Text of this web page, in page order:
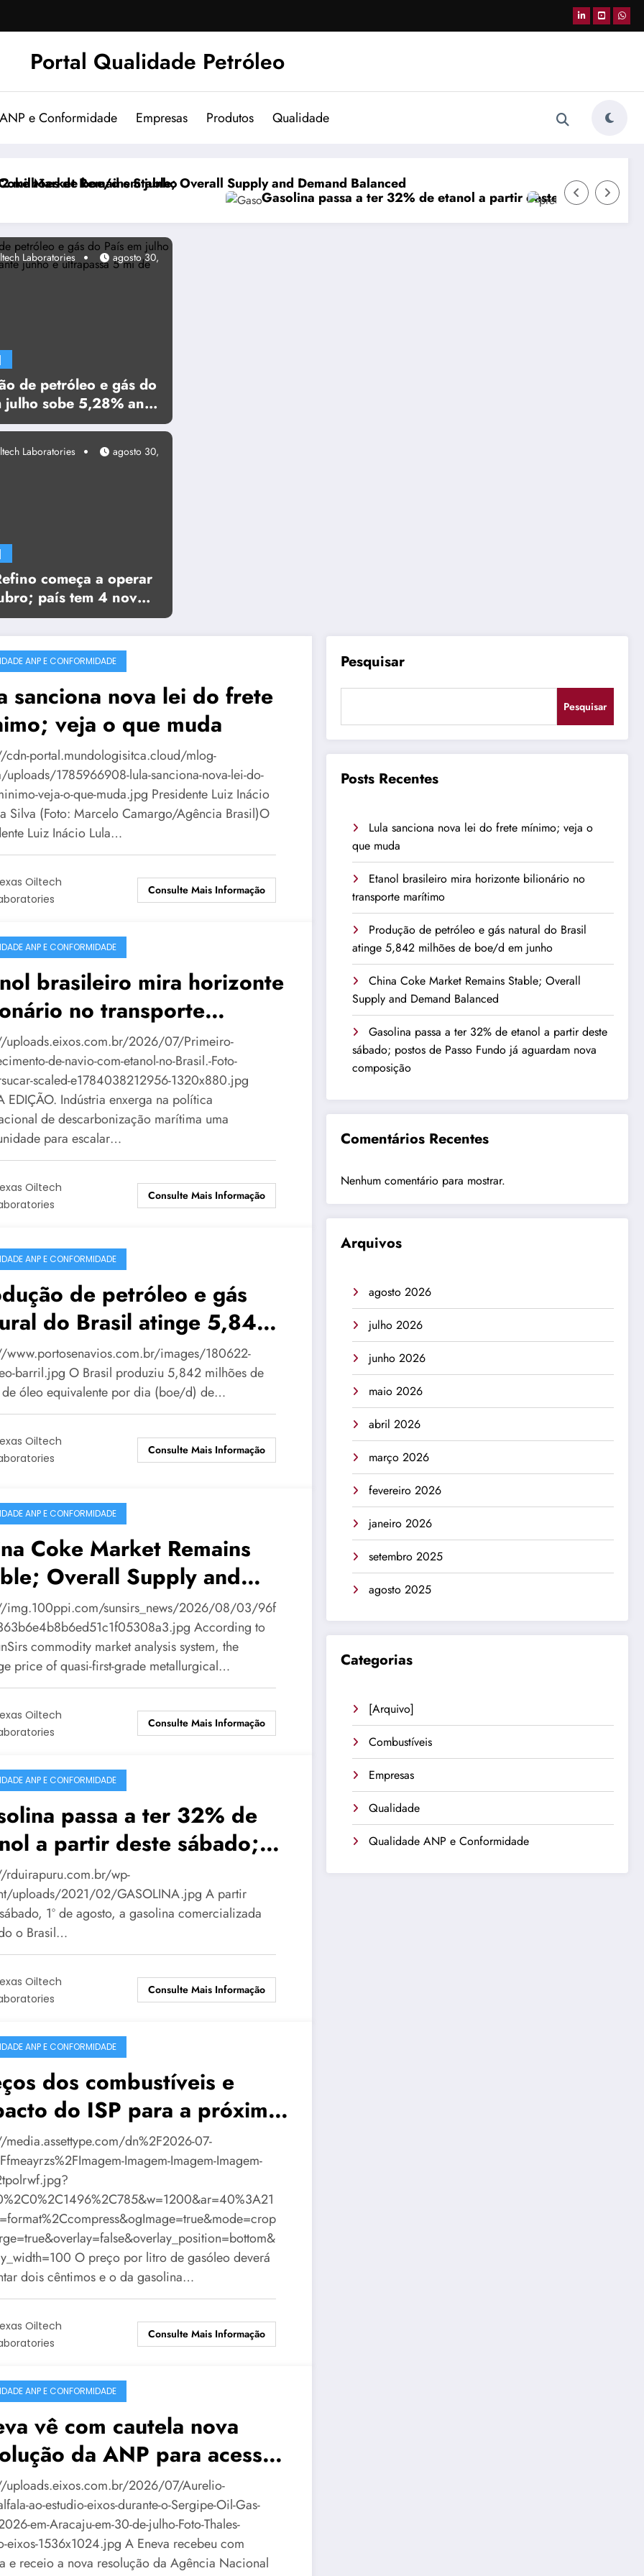
Portal Qualidade Petróleo
e Conformidade Empresas Produtos Qualidade
and Demand Balanced
Gasolina passa a ter 32% de etanol a partir deste sábado; postos de Passo Fundo já aguardam
preços dos combustíveis e impacto do ISP para a
de petróleo e gás do
julho sobe 5,28% ante
5 mi de
Laboratories
agosto 30,
começa a operar
país tem 4 novos
Laboratories
agosto 30,
ANP E CONFORMIDADE
sanciona nova lei do frete
veja o que muda
cdn-portal.mundologisitca.cloud/mlog-
uploads/1785966908-lula-sanciona-nova-lei-do-
veja-o-que-muda.jpg Presidente Luiz Inácio
Silva (Foto: Marcelo Camargo/Agência Brasil)O
Luiz Inácio Lula…
Oiltech
Consulte Mais Informação
ANP E CONFORMIDADE
brasileiro mira horizonte
no transporte
uploads.eixos.com.br/2026/07/Primeiro-
de-navio-com-etanol-no-Brasil.-Foto-
scaled-e1784038212956-1320x880.jpg
EDIÇÃO. Indústria enxerga na política
de descarbonização marítima uma
para escalar…
Oiltech
Consulte Mais Informação
ANP E CONFORMIDADE
de petróleo e gás
do Brasil atinge 5,842
de boe/d em junho
www.portosenavios.com.br/images/180622-
barril.jpg O Brasil produziu 5,842 milhões de
óleo equivalente por dia (boe/d) de…
Oiltech
Consulte Mais Informação
ANP E CONFORMIDADE
Coke Market Remains
Overall Supply and
Balanced
img.100ppi.com/sunsirs_news/2026/08/03/96f
According to
commodity market analysis system, the
price of quasi-first-grade metallurgical…
Oiltech
Consulte Mais Informação
ANP E CONFORMIDADE
passa a ter 32% de
a partir deste sábado;
de Passo Fundo já
nova composição
rduirapuru.com.br/wp-
uploads/2021/02/GASOLINA.jpg A partir
1º de agosto, a gasolina comercializada
o Brasil…
Oiltech
Consulte Mais Informação
ANP E CONFORMIDADE
dos combustíveis e
do ISP para a próxima
media.assettype.com/dn%2F2026-07-
Imagem-Imagem-Imagem-
O preço por litro de gasóleo deverá
dois cêntimos e o da gasolina…
Oiltech
Consulte Mais Informação
ANP E CONFORMIDADE
vê com cautela nova
da ANP para acesso
de GNL
uploads.eixos.com.br/2026/07/Aurelio-
ao-estudio-eixos-durante-o-Sergipe-Oil-Gas-
em-Aracaju-em-30-de-julho-Foto-Thales-
eixos-1536x1024.jpg A Eneva recebeu com
e receio a nova resolução da Agência Nacional
Pesquisar
Pesquisar
Posts Recentes
Lula sanciona nova lei do frete mínimo; veja o
que muda
Etanol brasileiro mira horizonte bilionário no
transporte marítimo
Produção de petróleo e gás natural do Brasil
atinge 5,842 milhões de boe/d em junho
China Coke Market Remains Stable; Overall
Supply and Demand Balanced
Gasolina passa a ter 32% de etanol a partir deste
sábado; postos de Passo Fundo já aguardam nova
composição
Comentários Recentes
Nenhum comentário para mostrar.
Arquivos
agosto 2026
julho 2026
junho 2026
maio 2026
abril 2026
março 2026
fevereiro 2026
janeiro 2026
setembro 2025
agosto 2025
Categorias
[Arquivo]
Combustíveis
Empresas
Qualidade
Qualidade ANP e Conformidade